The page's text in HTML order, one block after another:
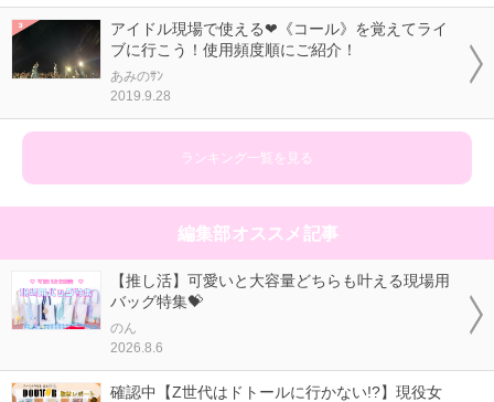
アイドル現場で使える❤《コール》を覚えてライ
ブに行こう！使用頻度順にご紹介！
あみのｻﾝ
2019.9.28
ランキング一覧を見る
編集部オススメ記事
【推し活】可愛いと大容量どちらも叶える現場用
バッグ特集💝
のん
2026.8.6
確認中【Z世代はドトールに行かない!?】現役女